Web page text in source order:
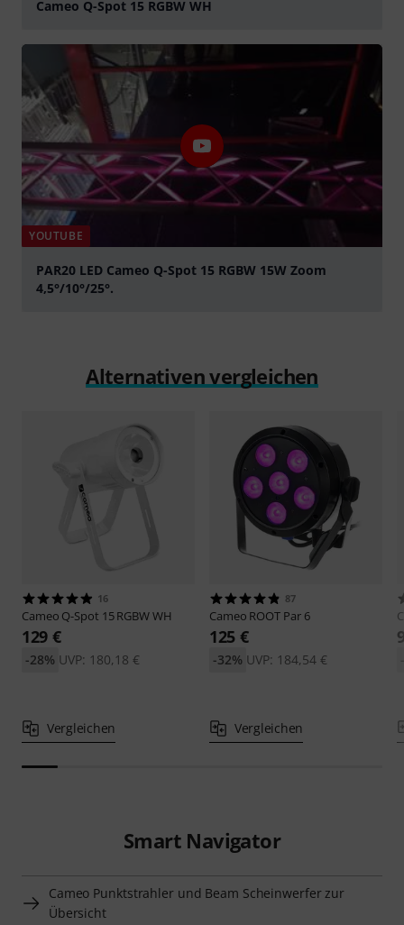
Cameo Q-Spot 15 RGBW WH
YOUTUBE
PAR20 LED Cameo Q-Spot 15 RGBW 15W Zoom
4,5°/10°/25°.
Alternativen vergleichen
16
Cameo Q-Spot 15 RGBW WH
129 €
UVP: 180,18 €
-28%
Vergleichen
87
Cameo ROOT Par 6
125 €
UVP: 184,54 €
-32%
Vergleichen
Smart Navigator
Cameo Punktstrahler und Beam Scheinwerfer zur
Übersicht